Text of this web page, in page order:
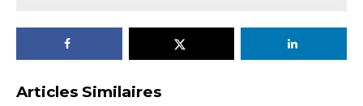
Articles Similaires